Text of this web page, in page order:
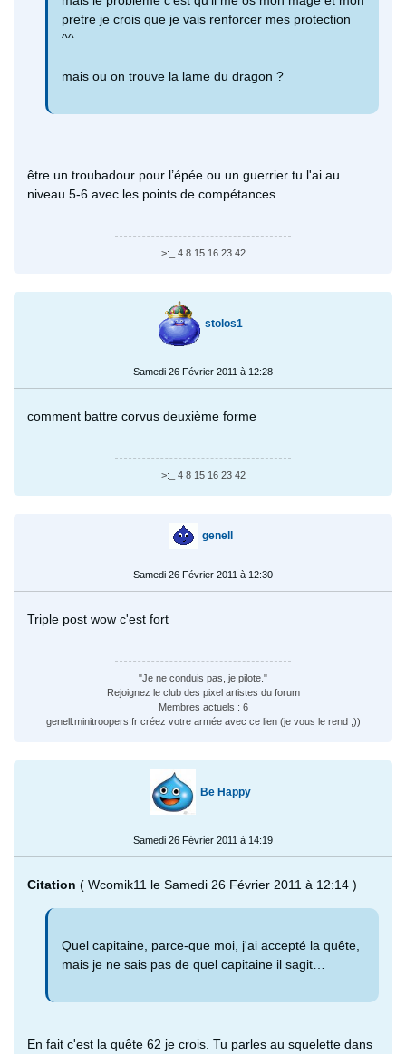
pretre je crois que je vais renforcer mes protection
^^
mais ou on trouve la lame du dragon ?
être un troubadour pour l’épée ou un guerrier tu l'ai au
niveau 5-6 avec les points de compétances
>:_ 4 8 15 16 23 42
stolos1
Samedi 26 Février 2011 à 12:28
comment battre corvus deuxième forme
>:_ 4 8 15 16 23 42
genell
Samedi 26 Février 2011 à 12:30
Triple post wow c'est fort
"Je ne conduis pas, je pilote."
Rejoignez le club des pixel artistes du forum
Membres actuels : 6
genell.minitroopers.fr créez votre armée avec ce lien (je vous le rend ;))
Be Happy
Samedi 26 Février 2011 à 14:19
Citation ( Wcomik11 le Samedi 26 Février 2011 à 12:14 )
Quel capitaine, parce-que moi, j'ai accepté la quête,
mais je ne sais pas de quel capitaine il sagit…
En fait c'est la quête 62 je crois. Tu parles au squelette dans